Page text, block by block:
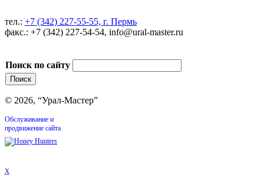
тел.: +7 (342) 227-55-55, г. Пермь
факс.: +7 (342) 227-54-54, info@ural-master.ru
Поиск по сайту
© 2026, “Урал-Мастер”
Обслуживание и
продвижение сайта
x